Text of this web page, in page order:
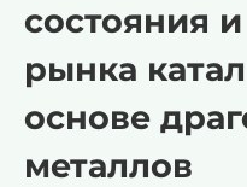
драгоценных
состояния
рынка
основе
металлов